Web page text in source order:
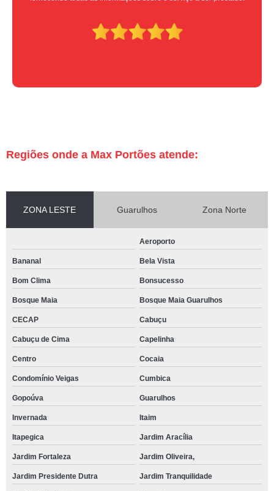
Regiões onde a Max Portões atende:
ZONA LESTE Guarulhos Zona Norte
Aeroporto
Bananal Bela Vista
Bom Clima Bonsucesso
Bosque Maia Bosque Maia Guarulhos
CECAP Cabuçu
Cabuçu de Cima Capelinha
Centro Cocaia
Condomínio Veigas Cumbica
Gopoúva Guarulhos
Invernada Itaim
Itapegica Jardim Aracília
Jardim Fortaleza Jardim Oliveira,
Jardim Presidente Dutra Jardim Tranquilidade